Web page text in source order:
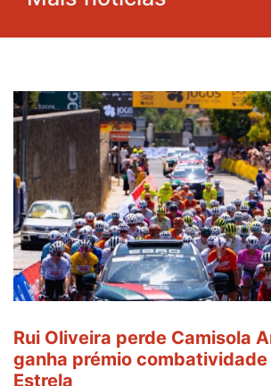
Rui Oliveira perde Camisola
ganha prémio combatividade
Estrela